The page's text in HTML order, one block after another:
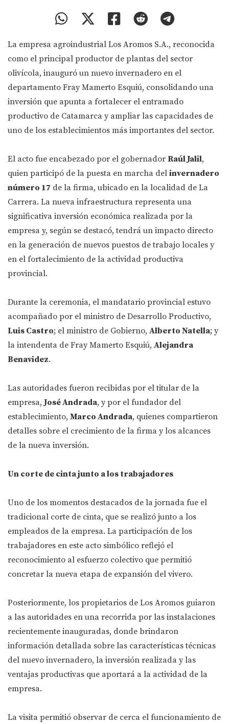
La empresa agroindustrial Los Aromos S.A., reconocida
como el principal productor de plantas del sector
olivícola, inauguró un nuevo invernadero en el
departamento Fray Mamerto Esquiú, consolidando una
inversión que apunta a fortalecer el entramado
productivo de Catamarca y ampliar las capacidades de
uno de los establecimientos más importantes del sector.
El acto fue encabezado por el gobernador Raúl Jalil,
quien participó de la puesta en marcha del invernadero
número 17 de la firma, ubicado en la localidad de La
Carrera. La nueva infraestructura representa una
significativa inversión económica realizada por la
empresa y, según se destacó, tendrá un impacto directo
en la generación de nuevos puestos de trabajo locales y
en el fortalecimiento de la actividad productiva
provincial.
Durante la ceremonia, el mandatario provincial estuvo
acompañado por el ministro de Desarrollo Productivo,
Luis Castro; el ministro de Gobierno, Alberto Natella; y
la intendenta de Fray Mamerto Esquiú, Alejandra
Benavidez.
Las autoridades fueron recibidas por el titular de la
empresa,José Andrada, y por el fundador del
establecimiento, Marco Andrada, quienes compartieron
detalles sobre el crecimiento de la firma y los alcances
de la nueva inversión.
Un corte de cinta junto a los trabajadores
Uno de los momentos destacados de la jornada fue el
tradicional corte de cinta, que se realizó junto a los
empleados de la empresa. La participación de los
trabajadores en este acto simbólico reflejó el
reconocimiento al esfuerzo colectivo que permitió
concretar la nueva etapa de expansión del vivero.
Posteriormente, los propietarios de Los Aromos guiaron
a las autoridades en una recorrida por las instalaciones
recientemente inauguradas, donde brindaron
información detallada sobre las características técnicas
del nuevo invernadero, la inversión realizada y las
ventajas productivas que aportará a la actividad de la
empresa.
La visita permitió observar de cerca el funcionamiento de